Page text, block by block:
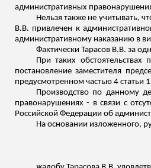
административных
Нельзя также не учитывать,
В.В. привлечен к
административному наказанию в
Фактически Тарасов В.В. за
При таких
постановление заместителя
предусмотренном частью 4 статьи
Производство по данному
правонарушениях - в связи с
Российской Федерации об
На основании изложенного,